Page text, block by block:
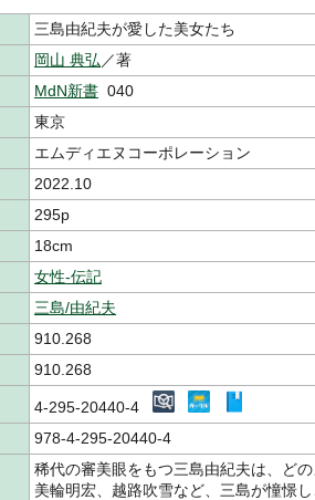
三島由紀夫が愛した美女たち
岡山 典弘 ／著
MdN新書 040
東京
エムディエヌコーポレーション
2022.10
295p
18cm
女性-伝記
三島/由紀夫
910.268
910.268
4-295-20440-4
978-4-295-20440-4
稀代の審美眼をもつ三島由紀夫は、ど
美輪明宏、越路吹雪など、三島が憧憬